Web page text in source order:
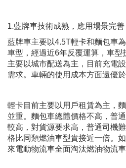
1.藍牌車技術成熟，應用場景完
藍牌車主要以4.5T輕卡和麵包車
車型，經過近6年反覆運算，車型
主要以城市配送為主，目前充電
需求。車輛的使用成本方面遠優於
輕卡目前主要以用戶租賃為主，
並重。麵包車總體價格不高，普
較高，對貨源要求高，普通司機
格比同類燃油車型貴接近一倍。
來電動物流車全面淘汰燃油物流車